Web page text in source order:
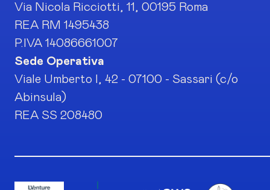
Via Nicola Ricciotti, 11, 00195 Roma
REA RM 1495438
P.IVA 14086661007
Sede Operativa
Viale Umberto I, 42 - 07100 - Sassari (c/o
Abinsula)
REA SS 208480